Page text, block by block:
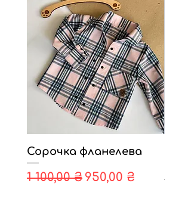
Сорочка фланелева
Звичайна ціна
1 100,00 ₴ За розпродажем
950,00 ₴